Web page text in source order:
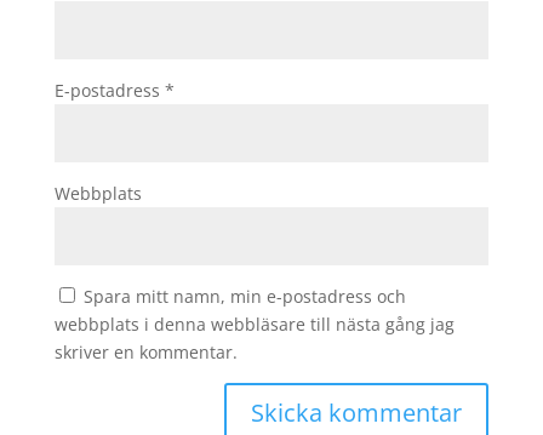
E-postadress *
Webbplats
Spara mitt namn, min e-postadress och
webbplats i denna webbläsare till nästa gång jag
skriver en kommentar.